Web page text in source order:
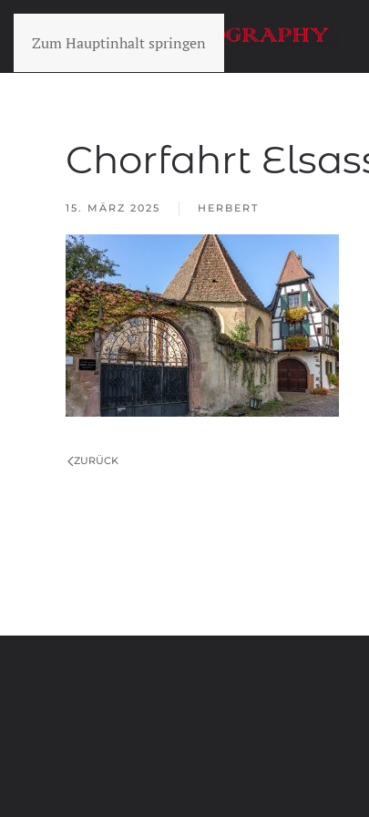
Zum Hauptinhalt springen
Chorfahrt
15. MÄRZ 2025 HERBERT
ZURÜCK